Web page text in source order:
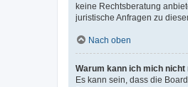
keine Rechtsberatung
juristische Anfragen zu
Nach oben
Warum kann ich mich
Es kann sein, dass die